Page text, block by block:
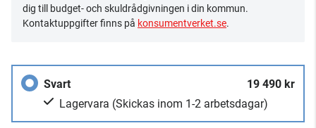
dig till budget- och skuldrådgivningen i din kommun.
Kontaktuppgifter finns på konsumentverket.se.
Svart
19 490 kr
Lagervara (Skickas inom 1-2 arbetsdagar)